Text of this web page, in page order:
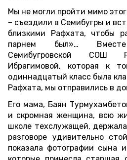
Мы не могли пройти мимо
– съездили в Семибугры и
близкими Рафхата, чтобы
парнем был»…
Семибугровской СОШ
Ибрагимовой, которая к
одиннадцатый класс была
Рафхата, мы отправились в
Его мама, Баян
и скромная женщина, всю
школе техслужащей,
разговоре удивительно
показала фотографии сына